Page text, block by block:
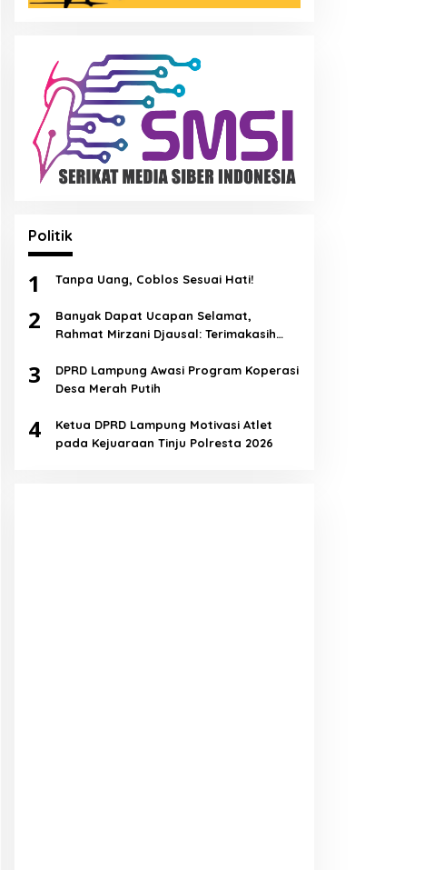
Politik
1 Tanpa Uang, Coblos Sesuai Hati!
2
Banyak Dapat Ucapan Selamat,
Rahmat Mirzani Djausal: Terimakasih
3
DPRD Lampung Awasi Program Koperasi
Desa Merah Putih
4
Ketua DPRD Lampung Motivasi Atlet
pada Kejuaraan Tinju Polresta 2026